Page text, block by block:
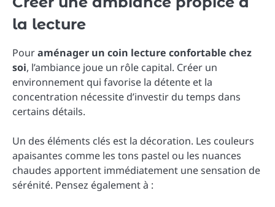
la lecture
Pouraménager un coin lecture confortable chez
soi, l’ambiance joue un rôle capital. Créer un
environnement qui favorise la détente et la
concentration nécessite d’investir du temps dans
certains détails.
Un des éléments clés est la décoration. Les couleurs
apaisantes comme les tons pastel ou les nuances
chaudes apportent immédiatement une sensation de
sérénité. Pensez également à :